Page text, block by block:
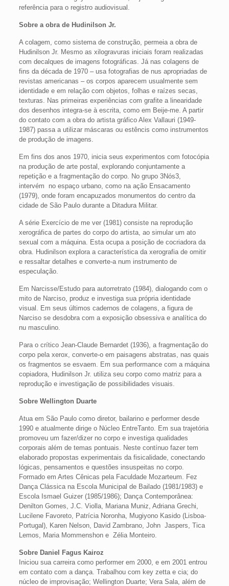
referência para o registro audiovisual.
Sobre a obra de Hudinilson Jr.
A colagem, como sistema de construção, permeia a obra de
Hudinilson Jr. Mesmo as xilogravuras iniciais foram realizadas
com decalques de imagens fotográficas. Já nas colagens de
fins da década de 1970 – usa fotografias de nus apropriadas de
revistas americanas – os corpos aparecem usualmente sem
identidade e em relação com objetos, folhas e raízes secas,
texturas. Nas primeiras experiências com grafite a linearidade
dos desenhos integra-se à escrita, como em Beije-me. A partir
do contato com a obra do artista gráfico Alex Vallauri (1949-
1987) passa a utilizar máscaras ou estêncis como instrumentos
de produção de imagens.
Em fins dos anos 1970, inicia seus experimentos com fotocópia
na produção de arte postal, explorando conjuntamente a
repetição e a fragmentação do corpo. No grupo 3Nós3,
intervém no espaço urbano, como na ação Ensacamento
(1979), onde foram encapuzados monumentos do centro da
cidade de São Paulo durante a Ditadura Militar.
A série Exercício de me ver (1981) consiste na reprodução
xerográfica de partes do corpo do artista, ao simular um ato
sexual com a máquina. Esta ocupa a posição de cocriadora da
obra. Hudinilson explora a característica da xerografia de omitir
e ressaltar detalhes e converte-a num instrumento de
especulação.
Em Narcisse/Estudo para autorretrato (1984), dialogando com o
mito de Narciso, produz e investiga sua própria identidade
visual. Em seus últimos cadernos de colagens, a figura de
Narciso se desdobra com a exposição obsessiva e analítica do
nu masculino.
Para o crítico Jean-Claude Bernardet (1936), a fragmentação do
corpo pela xerox, converte-o em paisagens abstratas, nas quais
os fragmentos se esvaem. Em sua performance com a máquina
copiadora, Hudinilson Jr. utiliza seu corpo como matriz para a
reprodução e investigação de possibilidades visuais.
Sobre Wellington Duarte
Atua em São Paulo como diretor, bailarino e performer desde
1990 e atualmente dirige o Núcleo EntreTanto. Em sua trajetória
promoveu um fazer/dizer no corpo e investiga qualidades
corporais além de temas pontuais. Neste contínuo fazer tem
elaborado propostas experimentais da fisicalidade, conectando
lógicas, pensamentos e questões insuspeitas no corpo.
Formado em Artes Cênicas pela Faculdade Mozarteum. Fez
Dança Clássica na Escola Municipal de Bailado (1981/1983) e
Escola Ismael Guizer (1985/1986); Dança Contemporânea:
Denilton Gomes, J.C. Violla, Mariana Muniz, Adriana Grechi,
Lucilene Favoreto, Patrícia Noronha, Mugiyono Kasido (Lisboa-
Portugal), Karen Nelson, David Zambrano, John Jaspers, Tica
Lemos, Maria Mommenshon e Zélia Monteiro.
Sobre Daniel Fagus Kairoz
Iniciou sua carreira como performer em 2000, e em 2001 entrou
em contato com a dança. Trabalhou com key zetta e cia; do
núcleo de improvisação; Wellington Duarte; Vera Sala, além de